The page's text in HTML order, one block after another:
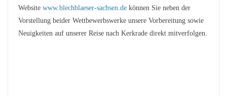
Website www.blechblaeser-sachsen.de können Sie neben der
Vorstellung beider Wettbewerbswerke unsere Vorbereitung sowie
Neuigkeiten auf unserer Reise nach Kerkrade direkt mitverfolgen.